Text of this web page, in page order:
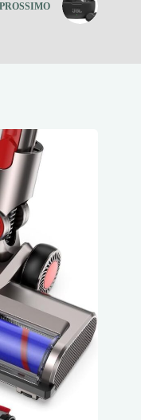
PROSSIMO